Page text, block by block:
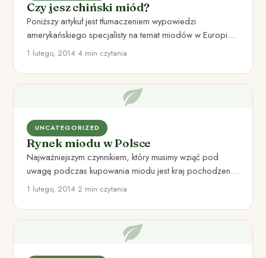
Czy jesz chiński miód?
Poniższy artykuł jest tłumaczeniem wypowiedzi
amerykańskiego specjalisty na temat miodów w Europie,
Chinach i Stanach Zjednoczonych. Zanim podejmę…
1 lutego, 2014•4 min czytania
UNCATEGORIZED
Rynek miodu w Polsce
Najważniejszym czynnikiem, który musimy wziąć pod
uwagę podczas kupowania miodu jest kraj pochodzenia.
Moim zdaniem, powinniśmy kupować miody…
1 lutego, 2014•2 min czytania